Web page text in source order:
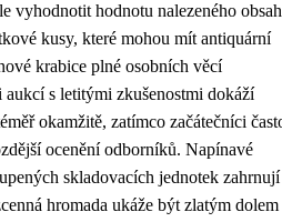
vyhodnotit hodnotu nalezeného
kusy, které mohou mít antiquární
krabice plné osobních věcí
s letitými zkušenostmi dokáží
okamžitě, zatímco začátečníci
ocenění odborníků. Napínavé
skladovacích jednotek
hromada ukáže být zlatým dolem